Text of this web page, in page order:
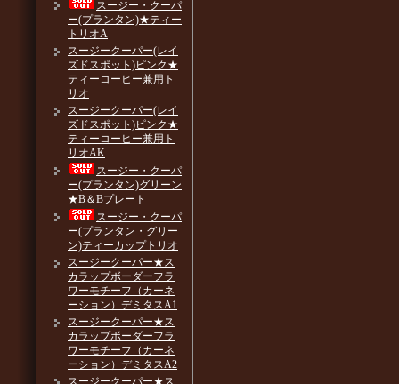
スージー・クーパ
ー(プランタン)★ティー
トリオA
スージークーパー(レイ
ズドスポット)ピンク★
ティーコーヒー兼用ト
リオ
スージークーパー(レイ
ズドスポット)ピンク★
ティーコーヒー兼用ト
リオAK
スージー・クーパ
ー(プランタン)グリーン
★B＆Bプレート
スージー・クーパ
ー(プランタン・グリー
ン)ティーカップトリオ
スージークーパー★ス
カラップボーダーフラ
ワーモチーフ（カーネ
ーション）デミタスA1
スージークーパー★ス
カラップボーダーフラ
ワーモチーフ（カーネ
ーション）デミタスA2
スージークーパー★ス